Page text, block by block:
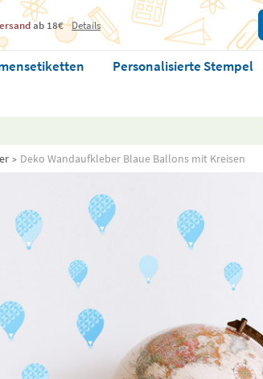
ab 18€ Details
Personalisierte Stempel
Deko Wandaufkleber Blaue Ballons mit Kreisen